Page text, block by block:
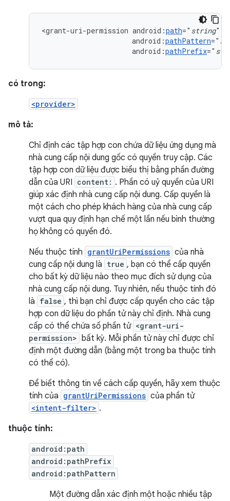
<grant-uri-permission android:path=" string
android:pathPattern="
android:pathPrefix="
có trong:
<provider>
mô tả:
Chỉ định các tập hợp con chứa dữ liệu ứng dụng mà
nhà cung cấp nội dung gốc có quyền truy cập. Các
tập hợp con dữ liệu được biểu thị bằng phần đường
dẫn của URI content: . Phần có uỷ quyền của URI
giúp xác định nhà cung cấp nội dung. Cấp quyền là
một cách cho phép khách hàng của nhà cung cấp
vượt qua quy định hạn chế một lần nếu bình thường
họ không có quyền đó.
Nếu thuộc tính grantUriPermissions của nhà
cung cấp nội dung là true , bạn có thể cấp quyền
cho bất kỳ dữ liệu nào theo mục đích sử dụng của
nhà cung cấp nội dung. Tuy nhiên, nếu thuộc tính đó
là false , thì bạn chỉ được cấp quyền cho các tập
hợp con dữ liệu do phần tử này chỉ định. Nhà cung
cấp có thể chứa số phần tử <grant-uri-
permission> bất kỳ. Mỗi phần tử này chỉ được chỉ
định một đường dẫn (bằng một trong ba thuộc tính
có thể có).
Để biết thông tin về cách cấp quyền, hãy xem thuộc
tính của grantUriPermissions của phần tử
<intent-filter> .
thuộc tính:
android:path
android:pathPrefix
android:pathPattern
Một đường dẫn xác định một hoặc nhiều tập